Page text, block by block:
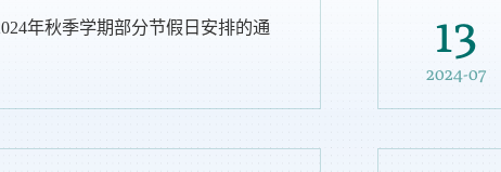
年秋季学期部分节假日安排的通
13
2024-07